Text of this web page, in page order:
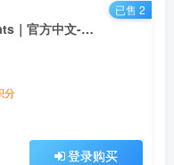
魔女与团子猫｜Witch and Bun Cats｜官方中文-v1.0.4｜1.42G｜免安装
分
登录购买
已售 2